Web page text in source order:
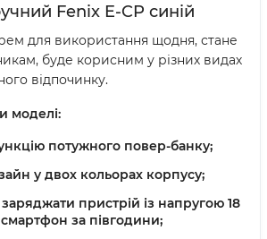
Fenix E-CP синій
для використання щодня, стане
буде корисним у різних видах
відпочинку.
моделі:
потужного повер-банку;
у двох кольорах корпусу;
пристрій із напругою 18
за півгодини;